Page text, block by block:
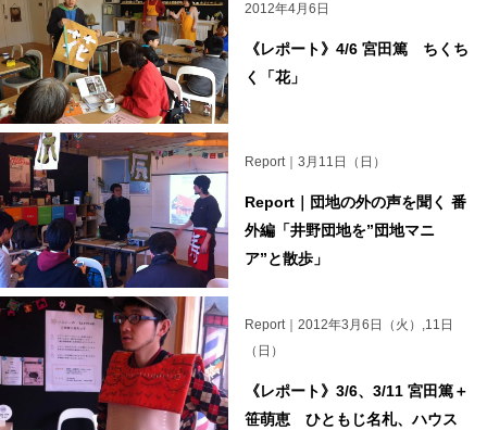
2012年4月6日
《レポート》4/6 宮田篤 ちくち
く「花」
Report｜3月11日（日）
Report｜団地の外の声を聞く 番
外編「井野団地を”団地マニ
ア”と散歩」
Report｜2012年3月6日（火）,11日
（日）
《レポート》3/6、3/11 宮田篤＋
笹萌恵 ひともじ名札、ハウス